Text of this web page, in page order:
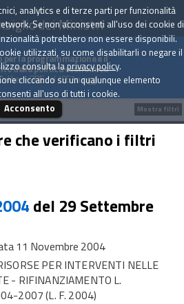
dei Ministri
per la programmazione e il
della politica economica
CIPE dal 1967 a oggi
che verificano i filtri
del 29 Settembre
11 Novembre 2004
PER INTERVENTI NELLE
- RIFINANZIAMENTO L.
2007 (L. F. 2004)
Mostra filtri
analytics e di terze parti per funzionalità
Se non acconsenti all'uso dei cookie di
potrebbero non essere disponibili.
utilizzati, su come disabilitarli o negare il
consulta laprivacy policy.
cliccando su un qualunque elemento
all'uso di tutti i cookie.
Acconsento